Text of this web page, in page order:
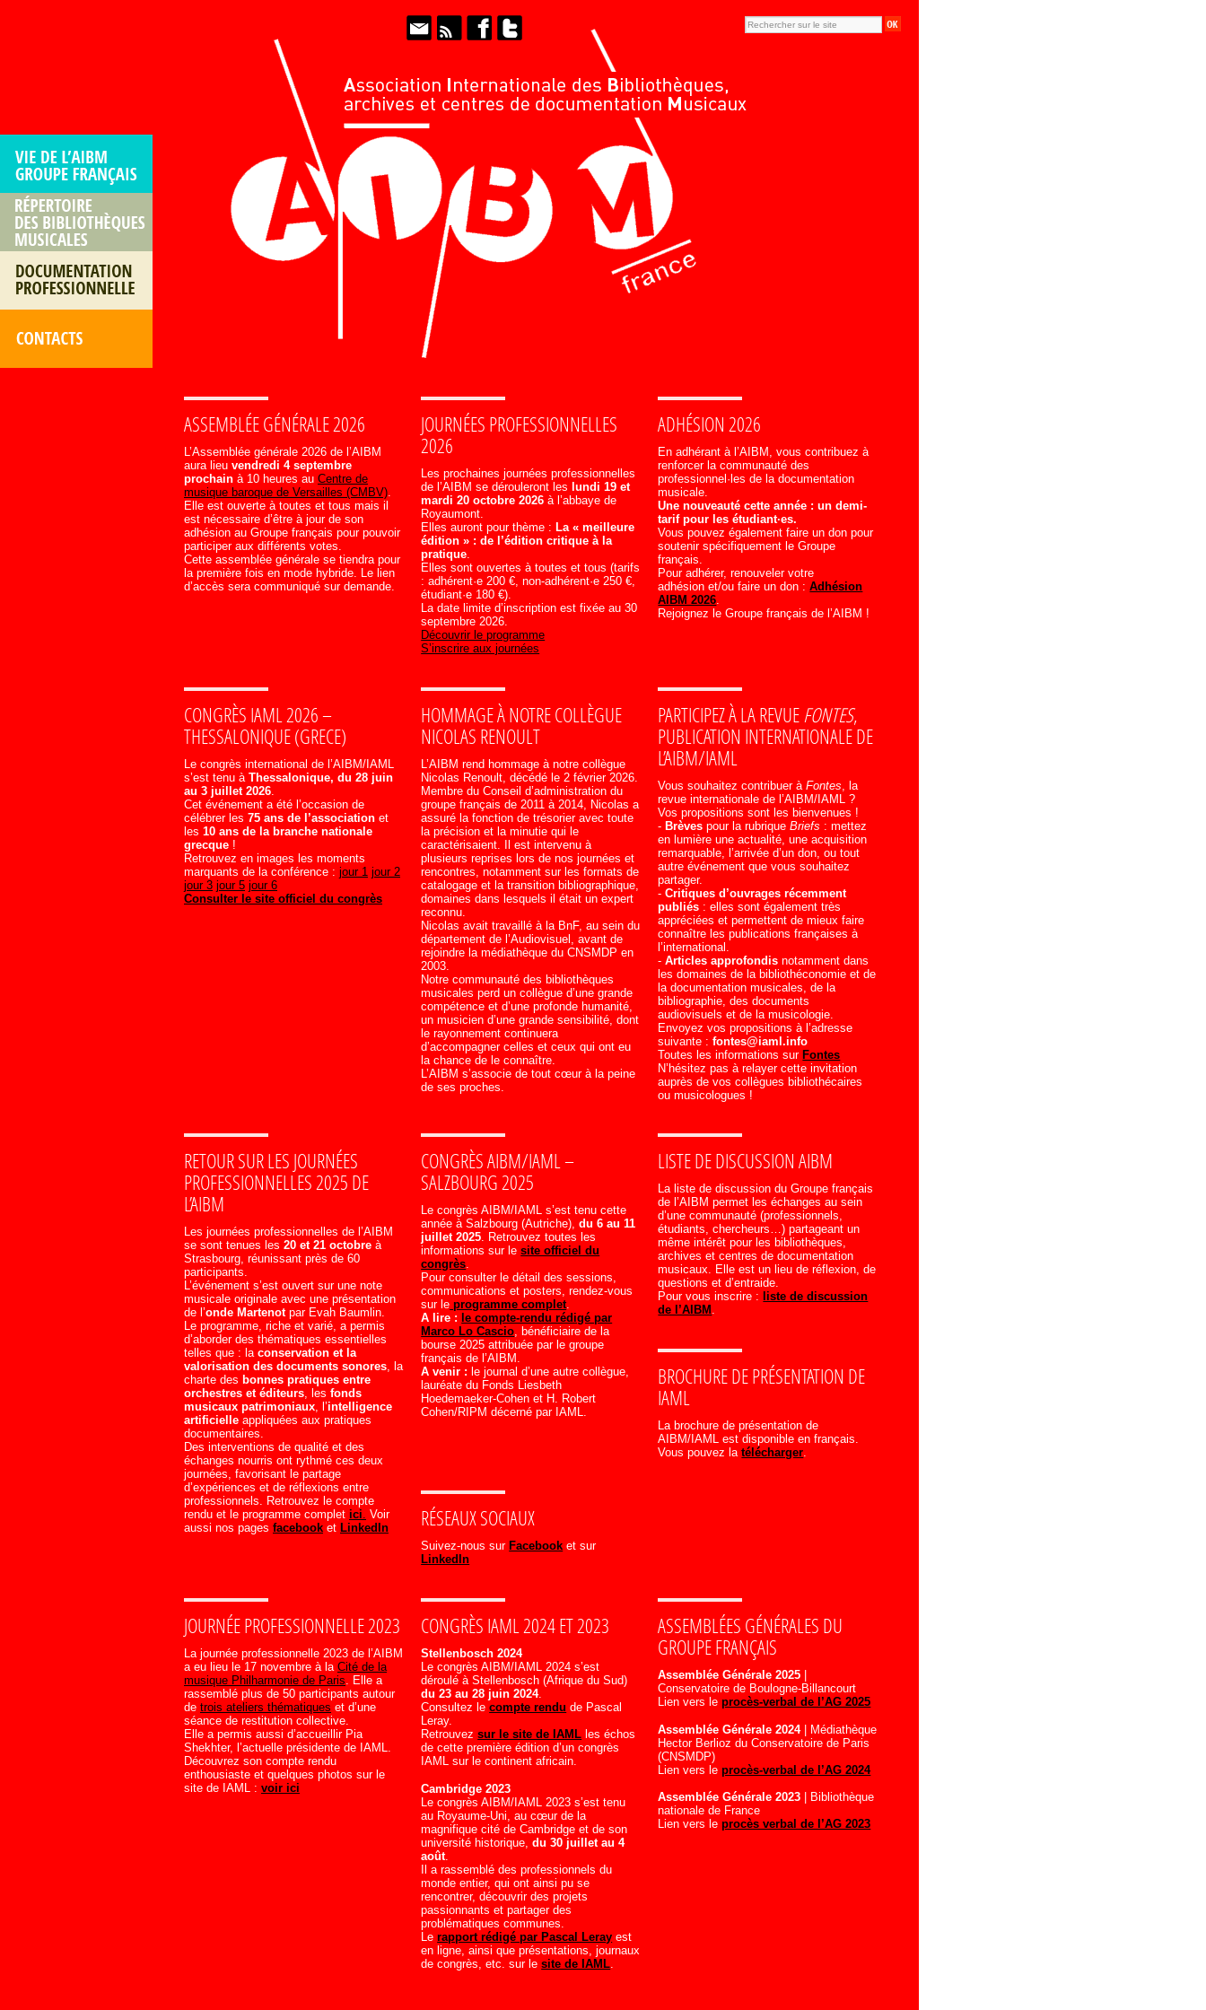
ASSEMBLÉE GÉNÉRALE 2026
L’Assemblée générale 2026 de l’AIBM
aura lieu vendredi 4 septembre
prochain à 10 heures au Centre de
musique baroque de Versailles (CMBV).
Elle est ouverte à toutes et tous mais il
est nécessaire d’être à jour de son
adhésion au Groupe français pour pouvoir
participer aux différents votes.
Cette assemblée générale se tiendra pour
la première fois en mode hybride. Le lien
d’accès sera communiqué sur demande.
JOURNÉES PROFESSIONNELLES
2026
Les prochaines journées professionnelles
de l’AIBM se dérouleront les lundi 19 et
mardi 20 octobre 2026 à l’abbaye de
Royaumont.
Elles auront pour thème : La « meilleure
édition » : de l’édition critique à la
pratique.
Elles sont ouvertes à toutes et tous (tarifs
: adhérent·e 200 €, non-adhérent·e 250 €,
étudiant·e 180 €).
La date limite d’inscription est fixée au 30
septembre 2026.
Découvrir le programme
S’inscrire aux journées
ADHÉSION 2026
En adhérant à l’AIBM, vous contribuez à
renforcer la communauté des
professionnel·les de la documentation
musicale.
Une nouveauté cette année : un demi-
tarif pour les étudiant·es.
Vous pouvez également faire un don pour
soutenir spécifiquement le Groupe
français.
Pour adhérer, renouveler votre
adhésion et/ou faire un don :Adhésion
AIBM 2026.
Rejoignez le Groupe français de l’AIBM !
CONGRÈS IAML 2026 –
THESSALONIQUE (GRECE)
Le congrès international de l’AIBM/IAML
s’est tenu à Thessalonique, du 28 juin
au 3 juillet 2026
Cet événement a été l’occasion de
célébrer les 75 ans de l’association et
les 10 ans de la branche nationale
grecque !
Retrouvez en images les moments
marquants de la conférence : jour 1 jour 2
jour 3 jour 5 jour 6
Consulter le site officiel du congrès
HOMMAGE À NOTRE COLLÈGUE
NICOLAS RENOULT
L’AIBM rend hommage à notre collègue
Nicolas Renoult, décédé le 2 février 2026.
Membre du Conseil d’administration du
groupe français de 2011 à 2014, Nicolas a
assuré la fonction de trésorier avec toute
la précision et la minutie qui le
caractérisaient. Il est intervenu à
plusieurs reprises lors de nos journées et
rencontres, notamment sur les formats de
catalogage et la transition bibliographique,
domaines dans lesquels il était un expert
reconnu.
Nicolas avait travaillé à la BnF, au sein du
département de l’Audiovisuel, avant de
rejoindre la médiathèque du CNSMDP en
2003.
Notre communauté des bibliothèques
musicales perd un collègue d’une grande
compétence et d’une profonde humanité,
un musicien d’une grande sensibilité, dont
le rayonnement continuera
d’accompagner celles et ceux qui ont eu
la chance de le connaître.
L’AIBM s’associe de tout cœur à la peine
de ses proches.
PARTICIPEZ À LA REVUEFONTES,
PUBLICATION INTERNATIONALE DE
L’AIBM/IAML
Vous souhaitez contribuer àFontes , la
revue internationale de l’AIBM/IAML ?
Vos propositions sont les bienvenues !
-Brèves pour la rubriqueBriefs : mettez
en lumière une actualité, une acquisition
remarquable, l’arrivée d’un don, ou tout
autre événement que vous souhaitez
partager.
-Critiques d’ouvrages récemment
publiés : elles sont également très
appréciées et permettent de mieux faire
connaître les publications françaises à
l’international.
-Articles approfondis notamment dans
les domaines de la bibliothéconomie et de
la documentation musicales, de la
bibliographie, des documents
audiovisuels et de la musicologie.
Envoyez vos propositions à l’adresse
suivante :fontes@iaml.info
Toutes les informations surFontes
N’hésitez pas à relayer cette invitation
auprès de vos collègues bibliothécaires
ou musicologues !
RETOUR SUR LES JOURNÉES
PROFESSIONNELLES 2025 DE
L’AIBM
Les journées professionnelles de l’AIBM
se sont tenues les 20 et 21 octobre à
Strasbourg, réunissant près de 60
participants.
L’événement s’est ouvert sur une note
musicale originale avec une présentation
de l’onde Martenot par Evah Baumlin.
Le programme, riche et varié, a permis
d’aborder des thématiques essentielles
telles que : la conservation et la
valorisation des documents sonores, la
charte des bonnes pratiques entre
orchestres et éditeurs, les fonds
musicaux patrimoniaux, l’intelligence
artificielle appliquées aux pratiques
documentaires.
Des interventions de qualité et des
échanges nourris ont rythmé ces deux
journées, favorisant le partage
d’expériences et de réflexions entre
professionnels. Retrouvez le compte
rendu et le programme complet ici. Voir
aussi nos pages facebook et LinkedIn
CONGRÈS AIBM/IAML –
SALZBOURG 2025
Le congrès AIBM/IAML s’est tenu cette
année à Salzbourg (Autriche),du 6 au 11
juillet 2025. Retrouvez toutes les
informations sur lesite officiel du
congrès.
Pour consulter le détail des sessions,
communications et posters, rendez-vous
sur le programme complet.
A lire : le compte-rendu rédigé par
Marco Lo Cascio, bénéficiaire de la
bourse 2025 attribuée par le groupe
français de l’AIBM.
A venir : le journal d’une autre collègue,
lauréate du Fonds Liesbeth
Hoedemaeker-Cohen et H. Robert
Cohen/RIPM décerné par IAML.
LISTE DE DISCUSSION AIBM
La liste de discussion du Groupe français
de l’AIBM permet les échanges au sein
d’une communauté (professionnels,
étudiants, chercheurs…) partageant un
même intérêt pour les bibliothèques,
archives et centres de documentation
musicaux. Elle est un lieu de réflexion, de
questions et d’entraide.
Pour vous inscrire : liste de discussion
de l’AIBM .
BROCHURE DE PRÉSENTATION DE
IAML
La brochure de présentation de
AIBM/IAML est disponible en français.
Vous pouvez latélécharger
RÉSEAUX SOCIAUX
Suivez-nous sur Facebook et sur
LinkedIn
JOURNÉE PROFESSIONNELLE 2023
La journée professionnelle 2023 de l’AIBM
a eu lieu le 17 novembre à la Cité de la
musique Philharmonie de Paris . Elle a
rassemblé plus de 50 participants autour
de trois ateliers thématiques et d’une
séance de restitution collective.
Elle a permis aussi d’accueillir Pia
Shekhter, l’actuelle présidente de IAML.
Découvrez son compte rendu
enthousiaste et quelques photos sur le
site de IAML : voir ici
CONGRÈS IAML 2024 ET 2023
Stellenbosch 2024
Le congrès AIBM/IAML 2024 s’est
déroulé à Stellenbosch (Afrique du Sud)
du 23 au 28 juin 2024.
Consultez lecompte rendu de Pascal
Leray.
Retrouvezsur le site de IAML les échos
de cette première édition d’un congrès
IAML sur le continent africain.
Cambridge 2023
Le congrès AIBM/IAML 2023 s’est tenu
au Royaume-Uni, au cœur de la
magnifique cité de Cambridge et de son
université historique,du 30 juillet au 4
août.
Il a rassemblé des professionnels du
monde entier, qui ont ainsi pu se
rencontrer, découvrir des projets
passionnants et partager des
problématiques communes.
Lerapport rédigé par Pascal Leray est
en ligne, ainsi que présentations, journaux
de congrès, etc. sur lesite de IAML
ASSEMBLÉES GÉNÉRALES DU
GROUPE FRANÇAIS
Assemblée Générale 2025
Conservatoire de Boulogne-Billancourt
Lien vers leprocès-verbal de l’AG 2025
Assemblée Générale 2024| Médiathèque
Hector Berlioz du Conservatoire de Paris
(CNSMDP)
Lien vers leprocès-verbal de l’AG 2024
Assemblée Générale 2023 | Bibliothèque
nationale de France
Lien vers leprocès verbal de l’AG 2023